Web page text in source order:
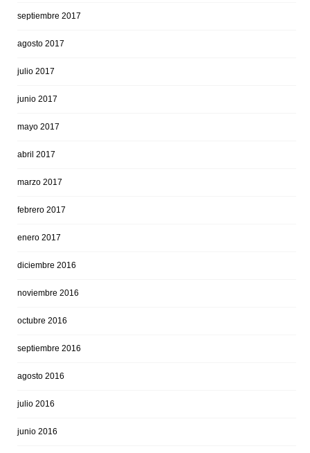
septiembre 2017
agosto 2017
julio 2017
junio 2017
mayo 2017
abril 2017
marzo 2017
febrero 2017
enero 2017
diciembre 2016
noviembre 2016
octubre 2016
septiembre 2016
agosto 2016
julio 2016
junio 2016